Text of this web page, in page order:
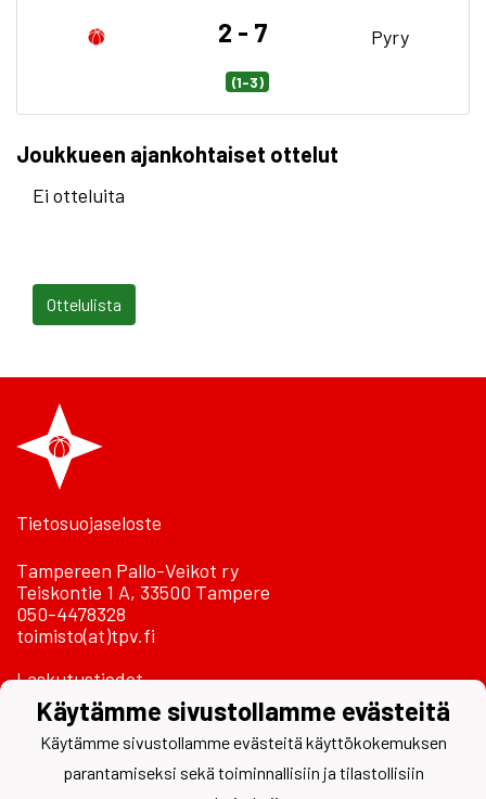
2 - 7 Pyry
(1-3)
Joukkueen ajankohtaiset ottelut
Ei otteluita
Ottelulista
Tietosuojaseloste
Tampereen Pallo-Veikot ry
Teiskontie 1 A, 33500 Tampere
050-4478328
toimisto(at)tpv.fi
Laskutustiedot
Käytämme sivustollamme evästeitä
Käytämme sivustollamme evästeitä käyttökokemuksen
parantamiseksi sekä toiminnallisiin ja tilastollisiin